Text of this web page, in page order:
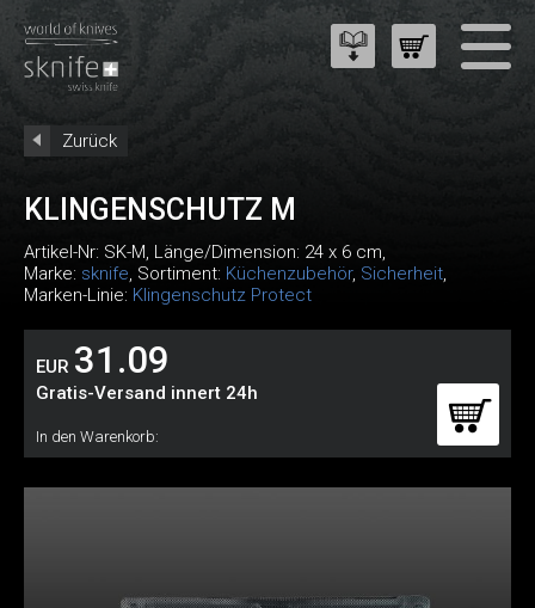
Zurück
KLINGENSCHUTZ M
Artikel-Nr: SK-M, Länge/Dimension: 24 x 6 cm,
Marke: sknife, Sortiment: Küchenzubehör, Sicherheit,
Marken-Linie: Klingenschutz Protect
EUR 31.09
Gratis-Versand innert 24h
In den Warenkorb: